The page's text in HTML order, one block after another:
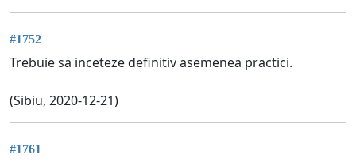
#1752
Trebuie sa inceteze definitiv asemenea practici.
(Sibiu, 2020-12-21)
#1761